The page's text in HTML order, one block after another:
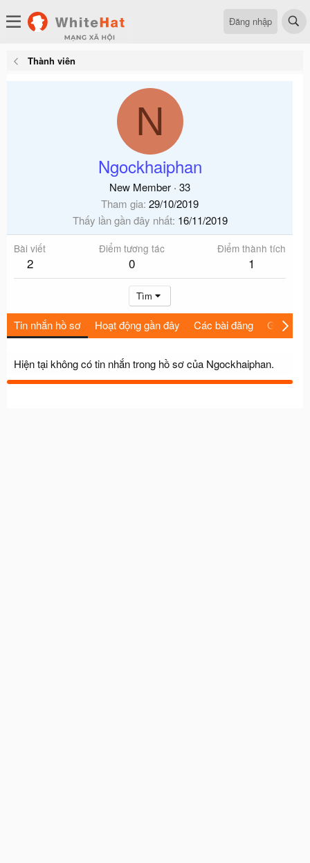
Đăng nhập
Thành viên
N
Ngockhaiphan
New Member · 33
Tham gia 29/10/2019
Thấy lần gần đây nhất 16/11/2019
Bài viết
2
Điểm tương tác
0
Điểm thành tích
1
Tìm
Tin nhắn hồ sơ Hoạt động gần đây Các bài đăng Giới thiệu
Hiện tại không có tin nhắn trong hồ sơ của Ngockhaiphan.